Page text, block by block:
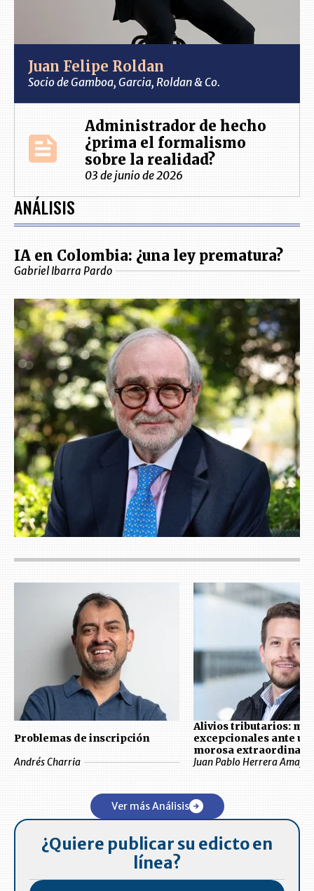
Juan Felipe Roldan
Socio de Gamboa, Garcia, Roldan & Co.
Administrador de hecho
¿prima el formalismo
sobre la realidad?
03 de junio de 2026
ANÁLISIS
IA en Colombia: ¿una ley prematura?
Gabriel Ibarra Pardo
Problemas de inscripción
Andrés Charria
Alivios tributarios:
excepcionales ante
morosa
Juan Pablo Herrera Amaya
Ver más Análisis
¿Quiere publicar su edicto en
línea?